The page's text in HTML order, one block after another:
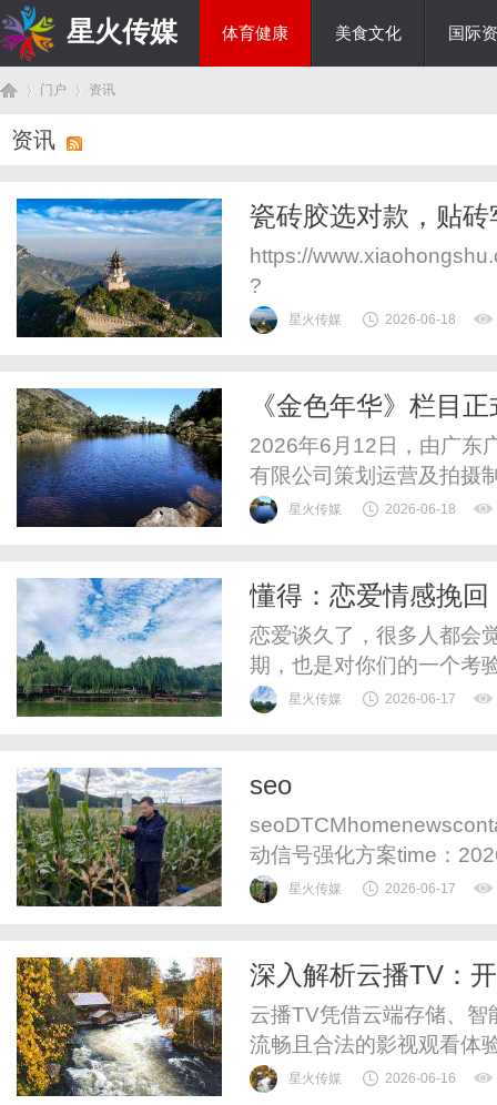
星火传媒 体育健康 美食文化 国际
门户 资讯
资讯
瓷砖胶选对款，贴
https://
?
星火传媒 2026-06-18
《金色年华》栏目
人
2026年6月12日，由广东
有限公司策划运营及拍摄
元里金龙腾飞大厦三楼演
函熹女士、金龙腾飞集团
星火传媒 2026-06-18
懂得：恋爱情感挽
恋爱谈久了，很多人都会
期，也是对你们的一个考
和一个人在一起久了谁都
气的脸，就能瞬间消气；
星火传媒 2026-06-17
seo
动信号强化方案time：
首行、标签前3位是核心
星火传媒 2026-06-17
深入解析云播TV：
云播TV凭借云端存储、
流畅且合法的影视观看体
星火传媒 2026-06-16